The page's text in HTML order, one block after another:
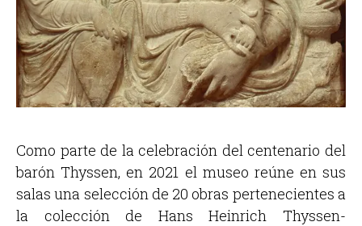
Como parte de la celebración del centenario del
barón Thyssen, en 2021 el museo reúne en sus
salas una selección de 20 obras pertenecientes a
la colección de Hans Heinrich Thyssen-